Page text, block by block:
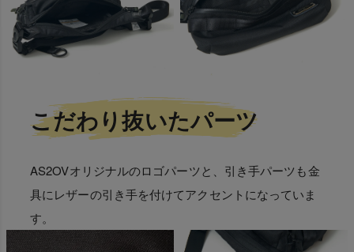
こだわり抜いたパーツ
AS2OVオリジナルのロゴパーツと、引き手パーツも金
具にレザーの引き手を付けてアクセントになっていま
す。